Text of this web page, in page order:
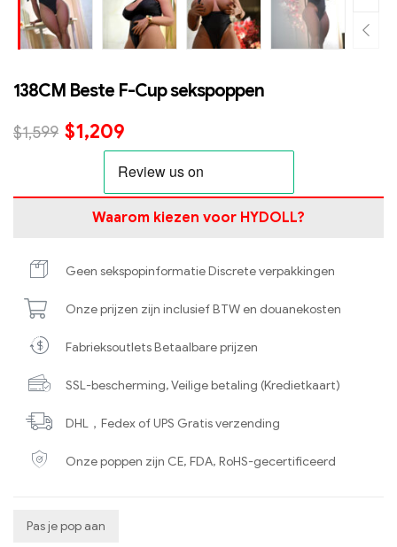
138CM Beste F-Cup sekspoppen
$1,599 $1,209
Waarom kiezen voor HYDOLL?
Geen sekspopinformatie Discrete verpakkingen
Onze prijzen zijn inclusief BTW en douanekosten
Fabrieksoutlets Betaalbare prijzen
SSL-bescherming, Veilige betaling (Kredietkaart)
DHL，Fedex of UPS Gratis verzending
Onze poppen zijn CE, FDA, RoHS-gecertificeerd
Pas je pop aan